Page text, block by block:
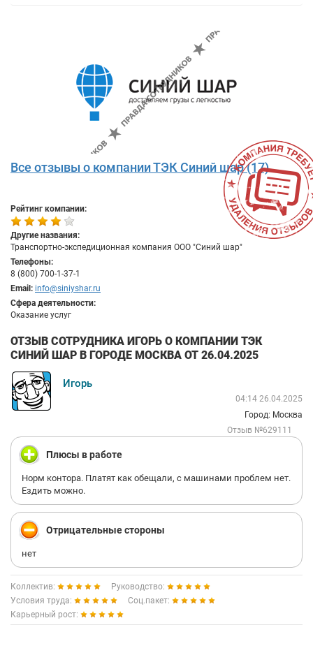
Все отзывы о компании ТЭК Синий шар (17)
Рейтинг компании:
Другие названия:
Транспортно-экспедиционная компания ООО "Синий шар"
Телефоны:
8 (800) 700-1-37-1
Email: info@siniyshar.ru
Сфера деятельности:
Оказание услуг
ОТЗЫВ СОТРУДНИКА ИГОРЬ О КОМПАНИИ ТЭК
СИНИЙ ШАР В ГОРОДЕ МОСКВА ОТ 26.04.2025
Игорь
04:14 26.04.2025
Город: Москва
Отзыв №629111
Плюсы в работе
Норм контора. Платят как обещали, с машинами проблем нет.
Ездить можно.
Отрицательные стороны
нет
Коллектив:
Руководство:
Условия труда:
Соц.пакет:
Карьерный рост: